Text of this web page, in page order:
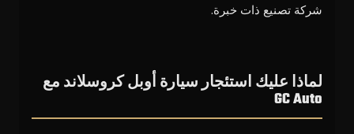
شركة تصنيع ذات خبرة.
لماذا عليك استئجار سيارة أوبل كروسلاند مع
GC Auto